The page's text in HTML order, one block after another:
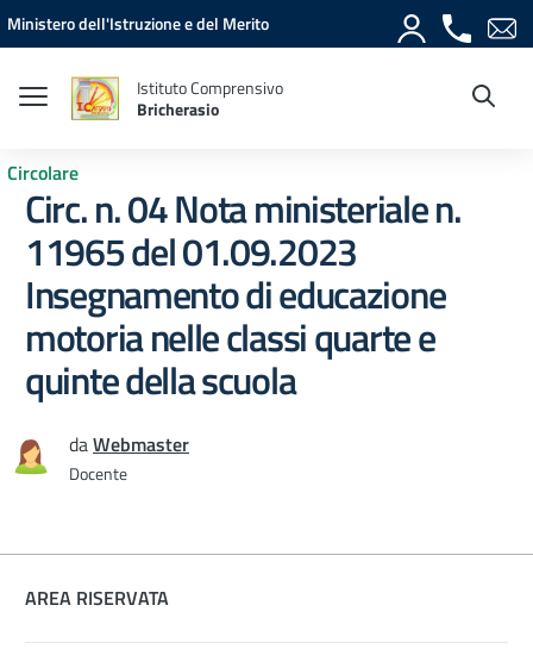
Vai ai contenuti
Vai al menu di navigazione
Vai al footer
Ministero dell'Istruzione e del Merito
Istituto Comprensivo
Bricherasio
Circolare
Circ. n. 04 Nota ministeriale n.
11965 del 01.09.2023
Insegnamento di educazione
motoria nelle classi quarte e
quinte della scuola
daWebmaster
Docente
AREA RISERVATA